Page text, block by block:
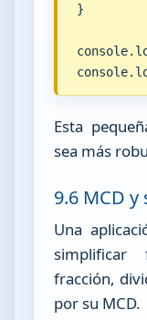
}
Esta
sea más
9.6 MCD
Una
simplificar
fracción,
por su MCD.